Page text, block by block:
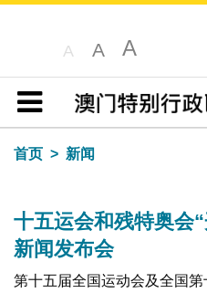
A A A
目录
首页
新闻
十五运会和残特奥会
新闻发布会
第十五届全国运动会及全国